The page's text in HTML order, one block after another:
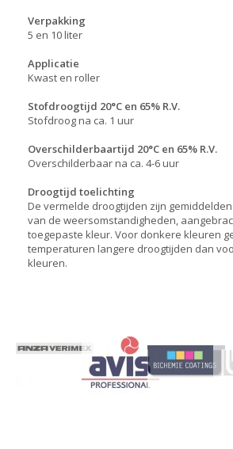
Verpakking
5 en 10 liter
Applicatie
Kwast en roller
Stofdroogtijd 20°C en 65% R.V.
Stofdroog na ca. 1 uur
Overschilderbaartijd 20°C en 65% R.V.
Overschilderbaar na ca. 4-6 uur
Droogtijd toelichting
De vermelde droogtijden zijn
van de weersomstandigheden,
toegepaste kleur. Voor donkere kleuren
temperaturen langere droogtijden dan
kleuren.